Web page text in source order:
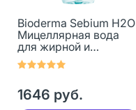
Bioderma Sebium H2O
Мицеллярная вода
для жирной и
комбинированной
кожи 250 мл 1 шт
1646 руб.